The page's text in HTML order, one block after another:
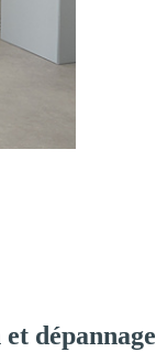
dépannage